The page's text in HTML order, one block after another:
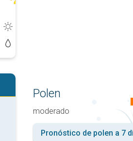
Polen
moderado
Pronóstico de polen a 7